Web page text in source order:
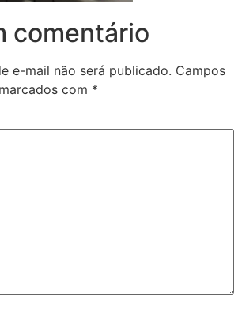
comentário
e-mail não será publicado. Campos
com *